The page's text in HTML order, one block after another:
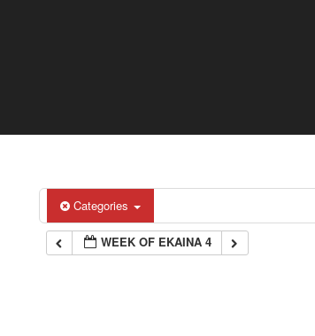
Categories
WEEK OF EKAINA 4